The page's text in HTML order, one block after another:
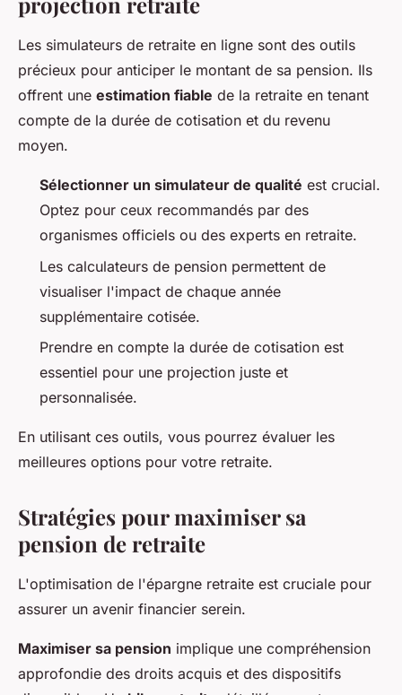
Les simulateurs de retraite en ligne sont des outils
précieux pour anticiper le montant de sa pension. Ils
offrent une estimation fiable de la retraite en tenant
compte de la durée de cotisation et du revenu
moyen.
Sélectionner un simulateur de qualité est crucial.
Optez pour ceux recommandés par des
organismes officiels ou des experts en retraite.
Les calculateurs de pension permettent de
visualiser l'impact de chaque année
supplémentaire cotisée.
Prendre en compte la durée de cotisation est
essentiel pour une projection juste et
personnalisée.
En utilisant ces outils, vous pourrez évaluer les
meilleures options pour votre retraite.
Stratégies pour maximiser sa
pension de retraite
L'optimisation de l'épargne retraite est cruciale pour
assurer un avenir financier serein.
Maximiser sa pension implique une compréhension
approfondie des droits acquis et des dispositifs